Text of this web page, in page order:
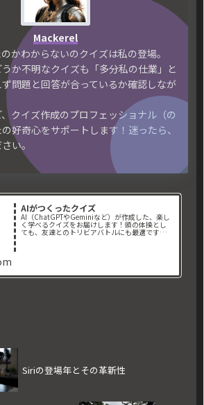
Mackerel
かわからないのクイズは私の登場。
か不明なクイズも「多分私の仕業」と
問題と回答が合っているか確認しなが
クイズ作成のプロフェッショナル（の
好奇心をサポートします！迷ったら、
い。
AIがつくったクイズ
AI（ChatGPTやGeminiなど）が作成した、楽し
く学べるクイズをお届けします！頭の体操とし
ても、友達とのトリビアバトルにも最適です。📌
Siriの登場年とその革新性